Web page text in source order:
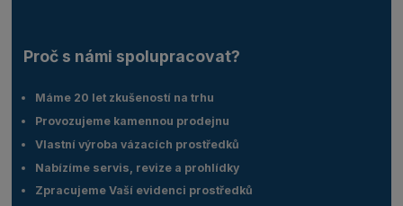
Proč s námi spolupracovat?
Máme 20 let zkušeností na trhu
Provozujeme kamennou prodejnu
Vlastní výroba vázacích prostředků
Nabízíme servis, revize a prohlídky
Zpracujeme Vaší evidenci prostředků